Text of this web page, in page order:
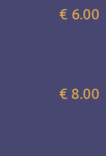
€ 6.00
€ 8.00